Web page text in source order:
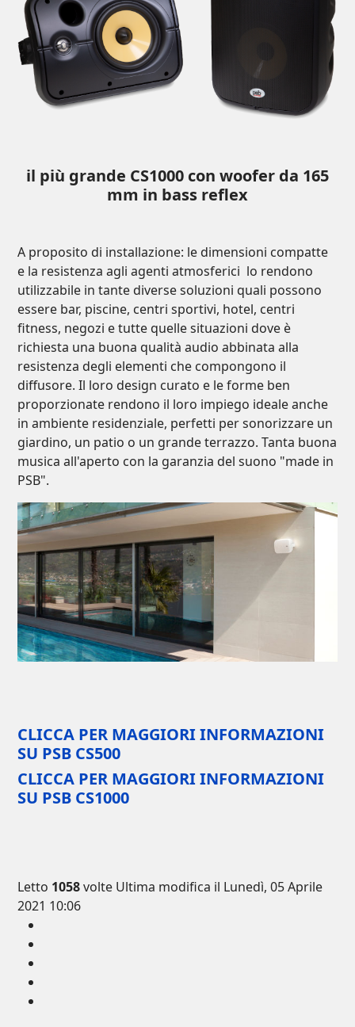
il più grande CS1000 con woofer da 165
mm in bass reflex
A proposito di installazione: le dimensioni compatte
e la resistenza agli agenti atmosferici lo rendono
utilizzabile in tante diverse soluzioni quali possono
essere bar, piscine, centri sportivi, hotel, centri
fitness, negozi e tutte quelle situazioni dove è
richiesta una buona qualità audio abbinata alla
resistenza degli elementi che compongono il
diffusore. Il loro design curato e le forme ben
proporzionate rendono il loro impiego ideale anche
in ambiente residenziale, perfetti per sonorizzare un
giardino, un patio o un grande terrazzo. Tanta buona
musica all'aperto con la garanzia del suono "made in
PSB".
CLICCA PER MAGGIORI INFORMAZIONI
SU PSB CS500
CLICCA PER MAGGIORI INFORMAZIONI
SU PSB CS1000
Letto 1058volte Ultima modifica il Lunedì, 05 Aprile
2021 10:06